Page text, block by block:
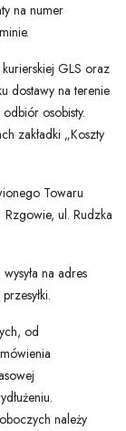
na numer
GLS oraz
dostawy na terenie
osobisty.
zakładki „Koszty
Towaru
ul. Rudzka
na adres
od
należy